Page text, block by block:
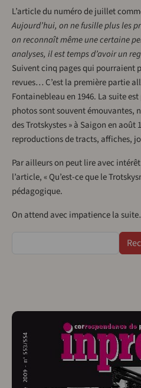
L’article du numéro de juillet
Aujourd’hui, on ne fusille plus les
on reconnaît même une certaine
analyses, il est temps d’avoir un
Suivent cinq pages qui pourraient
revues… C’est la première partie
Fontainebleau en 1946. La suite
photos sont souvent émouvantes,
des Trotskystes » à Saigon en août
reproductions de tracts, affiches,
Par ailleurs on peut lire avec
l’article, « Qu’est-ce que le
pédagogique.
On attend avec impatience la